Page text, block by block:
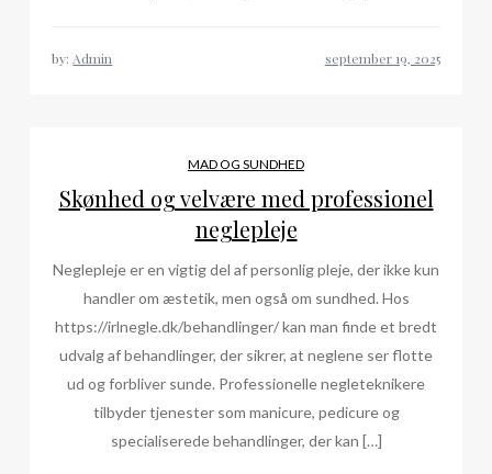
by: Admin
MAD OG SUNDHED
Skønhed og velvære med professionel
neglepleje
Neglepleje er en vigtig del af personlig pleje, der ikke kun
handler om æstetik, men også om sundhed. Hos
https://irlnegle.dk/behandlinger/ kan man finde et bredt
udvalg af behandlinger, der sikrer, at neglene ser flotte
ud og forbliver sunde. Professionelle negleteknikere
tilbyder tjenester som manicure, pedicure og
specialiserede behandlinger, der kan […]